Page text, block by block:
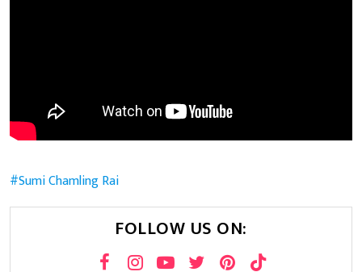
Sumi Chamling Rai
FOLLOW US ON: